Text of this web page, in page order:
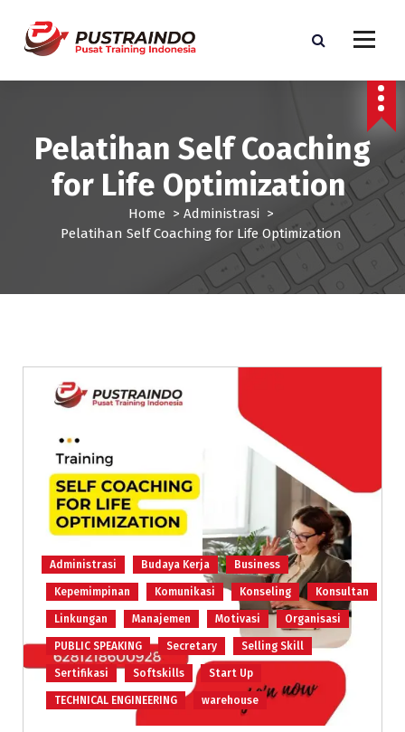
Pelatihan Self Coaching
for Life Optimization
Home > Administrasi>
Pelatihan Self Coaching for Life Optimization
Administrasi Budaya Kerja Business
Kepemimpinan Komunikasi Konseling Konsultan
Linkungan Manajemen Motivasi Organisasi
PUBLIC SPEAKING Secretary Selling Skill
Sertifikasi Softskills Start Up
TECHNICAL ENGINEERING warehouse